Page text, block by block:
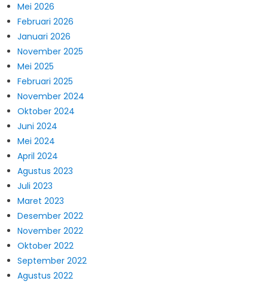
Mei 2026
Februari 2026
Januari 2026
November 2025
Mei 2025
Februari 2025
November 2024
Oktober 2024
Juni 2024
Mei 2024
April 2024
Agustus 2023
Juli 2023
Maret 2023
Desember 2022
November 2022
Oktober 2022
September 2022
Agustus 2022